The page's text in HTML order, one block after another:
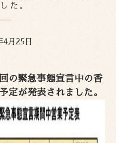
た。
4月25日
の緊急事態宣言中の香
定が発表されました。